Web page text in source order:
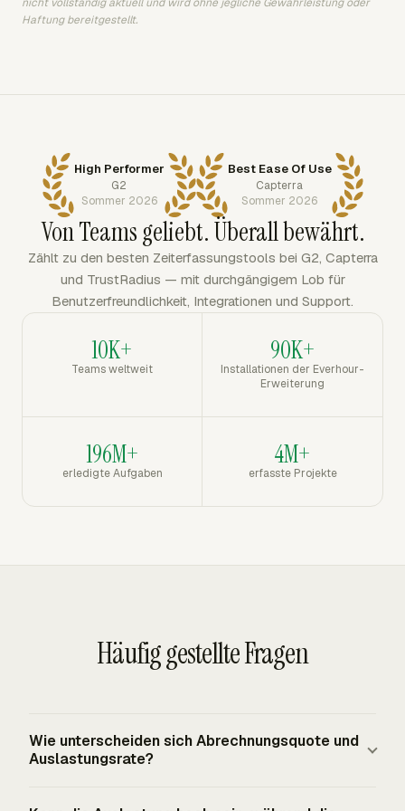
Haftung bereitgestellt.
High Performer
G2
Sommer 2026
Best Ease Of Use
Capterra
Sommer 2026
Von Teams geliebt. Überall bewährt.
Zählt zu den besten Zeiterfassungstools bei G2, Capterra
und TrustRadius — mit durchgängigem Lob für
Benutzerfreundlichkeit, Integrationen und Support.
10K+
Teams weltweit
90K+
Installationen der Everhour-
Erweiterung
196M+
erledigte Aufgaben
4M+
erfasste Projekte
Häufig gestellte Fragen
Wie unterscheiden sich Abrechnungsquote und
Auslastungsrate?